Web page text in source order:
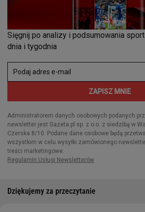
Dziękujemy za przeczytanie